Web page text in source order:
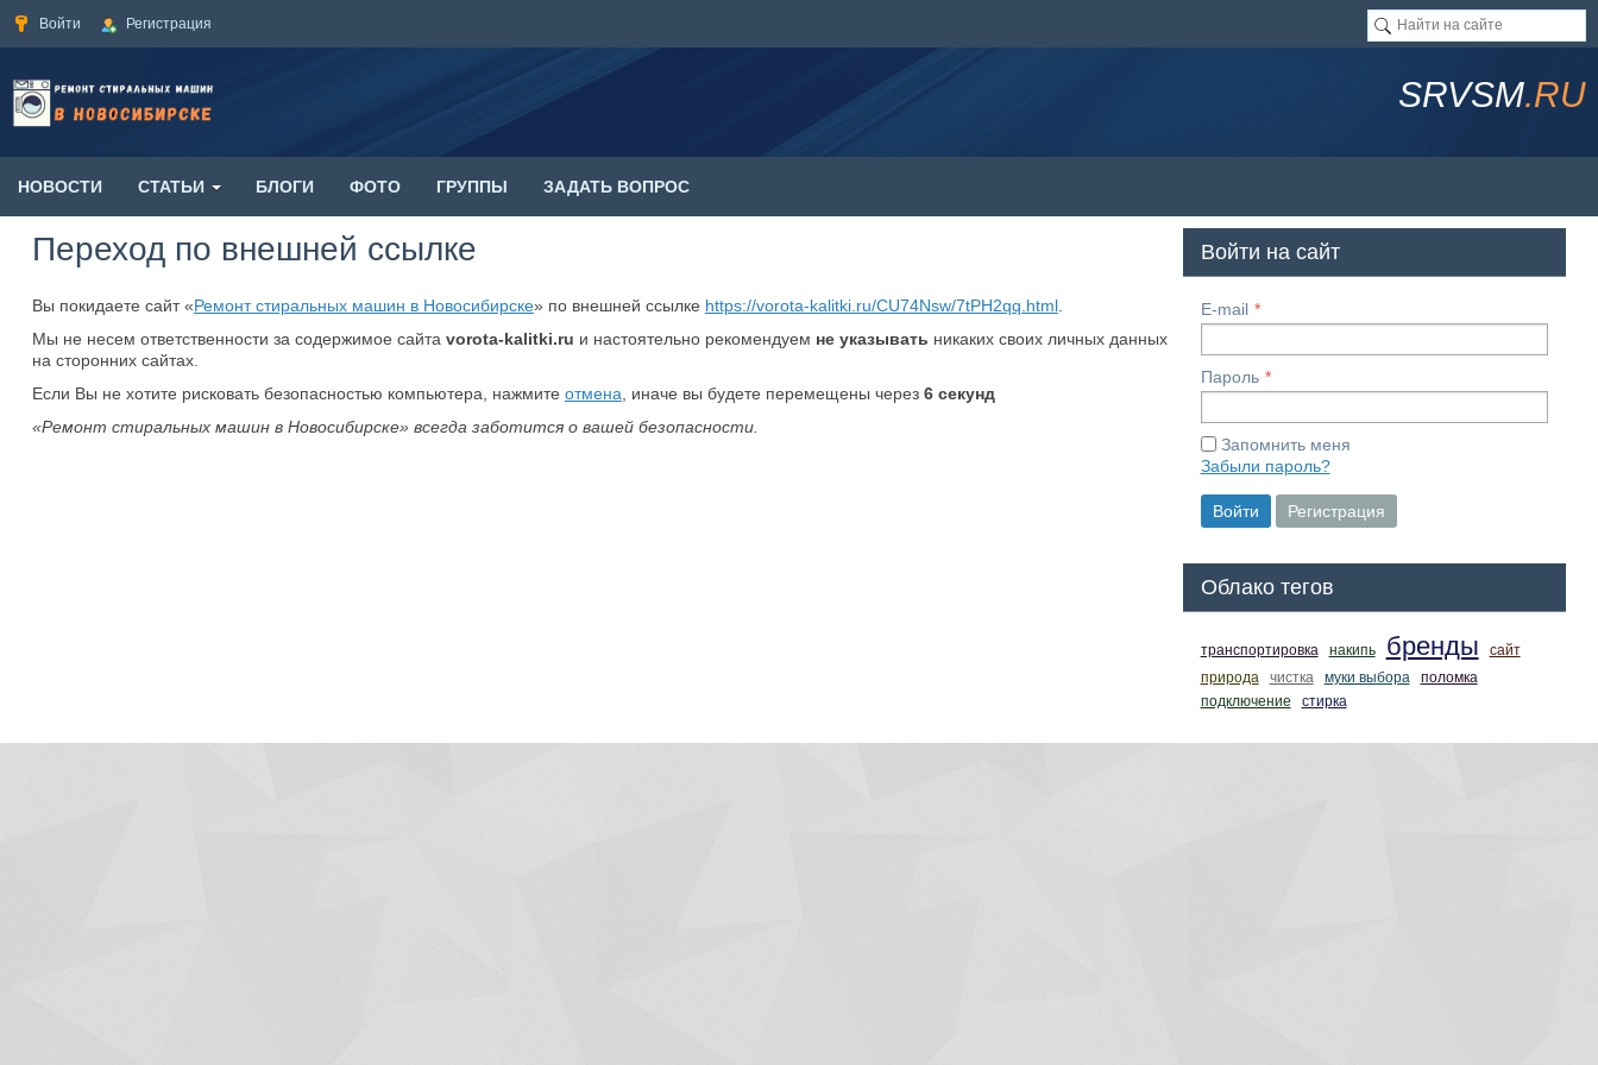
Войти Регистрация
SRVSM.RU
НОВОСТИ СТАТЬИ БЛОГИ ФОТО ГРУППЫ ЗАДАТЬ ВОПРОС
Переход по внешней ссылке
Вы покидаете сайт «Ремонт стиральных машин в Новосибирске» по внешней ссылке https://vorota-kalitki.ru/CU74Nsw/7tPH2qq.html.
Мы не несем ответственности за содержимое сайта vorota-kalitki.ru и настоятельно рекомендуем не указывать никаких своих личных данных
на сторонних сайтах.
Если Вы не хотите рисковать безопасностью компьютера, нажмите отмена , иначе вы будете перемещены через 6секунд
«Ремонт стиральных машин в Новосибирске» всегда заботится о вашей безопасности.
Войти на сайт
E-mail
Пароль
Запомнить меня
Забыли пароль?
Войти Регистрация
Облако тегов
транспортировка накипь бренды
сайт
природа
чистка муки выбора
поломка
подключение
стирка